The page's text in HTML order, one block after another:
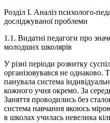
Розділ І. Аналіз психолого-
досліджуваної проблеми
1.1. Видатні педагоги про
молодших школярів
У різні періоди розвитку суспільства навчальний процес організовувався не однаково. Так, у школах стародавнього світу панувала система індивідуального навчання. Учитель навчав кожного учня окремо. За середніх віків - індивідуально-групова. Заняття проводились без сталого розкладу. Індивідуальна система навчання якоюсь мірою виправдовувала себе тоді, коли в школах училась невелика кількість дітей. Але розвиток суспільного виробництва уже в XVI - XVII століттях зумовив необхідність значного розширення і вдосконалення шкільної освіти. У зв'язку з цим виникла класно-урочна система навчання, яка створювала можливість одночасного навчання учителем багатьох учнів. Ця система вимагала комплектування навчальних груп (класів) з однаковою підготовкою і віком учнів і навчання їх за однією програмою. Доцільність класно-урочної системи та шляхи їх застосування обґрунтував у XVII ст. Я-А. Коменський. Вона розвивається уже більше трьох століть. У XVIII ст. стала розвиватися бел ланкастерська система навчання (її розробили англійські педагоги А. Белл і Д. Ланкастер) - система взаємного навчання. Суть бел ланкастерської системи полягає в тому, що в школі старші, здібніші і більш підготовлені учні виступають у ролі так званих моніторів: за вказівками вчителя-вони навчають інших учнів (як правило, кожний монітор навчає близько 10 учнів). Це дає змогу одному вчителеві організувати навчання кількох сотень учнів. Система взаємного навчання практикувалась частково і в нашій країні. Але життєвого іспиту вона не витримала, бо не забезпечувала належної якості навчання, ґрунтовного опанування учнями знань. На початку XX ст. у США, Англії та в деяких інших країнах Заходу виникали системи індивідуалізованого навчання, що мали своїм завданням підготовку активних, ініціативних, енергійних функціонерів буржуазної держави. З цих систем навчання найбільш поширеним був дальтон-план (назва - від м. Дальтон у США). При дальтон-плані уроки скасовуються, навчальні класи заміняються предметними "лабораторіями", кожний учень працює самостійно, виконує тижневі чи місячні завдання ("підряди") відповідно до своїх індивідуальних можливостей, а вчителі виступають в ролі консультантів і контролерів. У другій половині 20-х років дальтон-план в дещо зміненому вигляді відстоювали деякі педагоги. На практиці основні ідеї дальтон-плану втілились у лабораторно-бригадній організації навчання, при якій замість класів створювались "лабораторії", учні розподілялись на невеликі групи-бригади (звичайно по 5-7 чол.), вчилися у цих групах за побудованими в особливий спосіб підручниками (називались вони "робочими книгами"), виконували спеціально складені вчителем денні, тижневі, місячні "робочі завдання" з кожного навчального предмета. Лабораторно-бригадна система не виправдала себе. Вона знижувала керівну роль учителя, не забезпечувала опанування систематичних і міцних знань, приводила до знеосібки у навчанні, виховувала безвідповідальне ставлення до роботи. Але окремі елементи цієї системи можуть бути корисними. Так, поряд з індивідуальним і колективним навчанням практикуються групові завдання, наприклад, при виконанні лабораторних і практичних робіт, самостійного опрацювання підручника, довідкової і допоміжної літератури. Сучасна педагогіка, як свідчать дослідження педагогів, продовжує віддавати перевагу індивідуальним формам організації навчання перед колективними. Так, у багатьох школах США розповсюджений так званий "план Тромпа". В центрі уваги за цим "планом" - створення умов для успішного просування обдарованих учнів: 40 % часу відведено для навчання у великих групах (100-120 чоловік), 20% часу на навчання в малих групах (10-15 чоловік) і 40 °/о часу на індивідуальне навчання. Вправи і привчання займають у народному вихованні одне з чільних місць. Вони є своєрідною "гімнастикою поведінки" дітей і реалізується в основному через застосування цілого комплексу різноманітних прийомів: вимоги, показу, тренування, нагадування, контролю й самоконтролю. Вимога допомагає вихованцеві збагнути суть і насущність потреби в тих чи інших звичаях і манерах поведінки. У народній педагогіці вони виражаються по-різному: у цікавій розповіді про якийсь повчальний факт із життя людей, мудрій пораді когось із старших, афоризмі ("Не будь у людях примітний, а будь вдома привітний", "У гостині останній починай їсти, а перший переставай"), заповіді ("Не кради", "Поважай старших", "Шануй батька і матір"). Вимоги у формі наказу чи погроз у практиці народного виховання трапляються дуже рідко. До них вдаються лише в крайньому разі, найчастіше тоді, коли вихованець виявляє зухвалу впертість і непослух. Та й то після випробування всіх інших можливих у даній ситуації методів і прийомів, зокрема застосування позитивного прикладу. Прийом вправи на основі показу відзначається високою дієвістю тому, що виражається в демонструванні живого, наочного взірця й пробуджує емоційні переживання ("Якщо він може, то чому я не можу?"). Саме на це розраховують вихователі, коли кажуть, наприклад, учневі: "Подивись, як забавляє свого молодшого братика ця дівчинка". Або: "Поглянь як він виконує швидко, з зацікавленням та правильно домашнє завдання, то чому ж ти не можеш?". Щоб та чи інша дія, наприклад, манера готуватися, закріпилась і стала звичкою, не обходилась без нагадування, яке допомагає долати забудькуватість. Щоправда,